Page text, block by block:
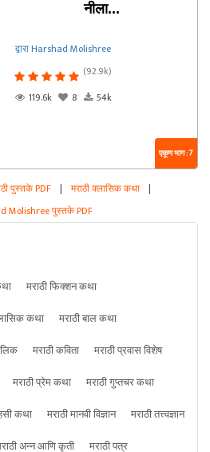
नीला...
द्वारा Harshad Molishree
(92.9k)
119.6k
8 54k
एकूण भाग : 7
पुस्तके PDF | मराठी क्लासिक कथा |
Molishree पुस्तके PDF
मराठी फिक्शन कथा
कथा
मराठी बाल कथा
मराठी कविता
मराठी प्रवास विशेष
मराठी प्रेम कथा
मराठी गुप्तचर कथा
कथा मराठी मानवी विज्ञान
मराठी तत्त्वज्ञान
अन्न आणि कृती मराठी पत्र